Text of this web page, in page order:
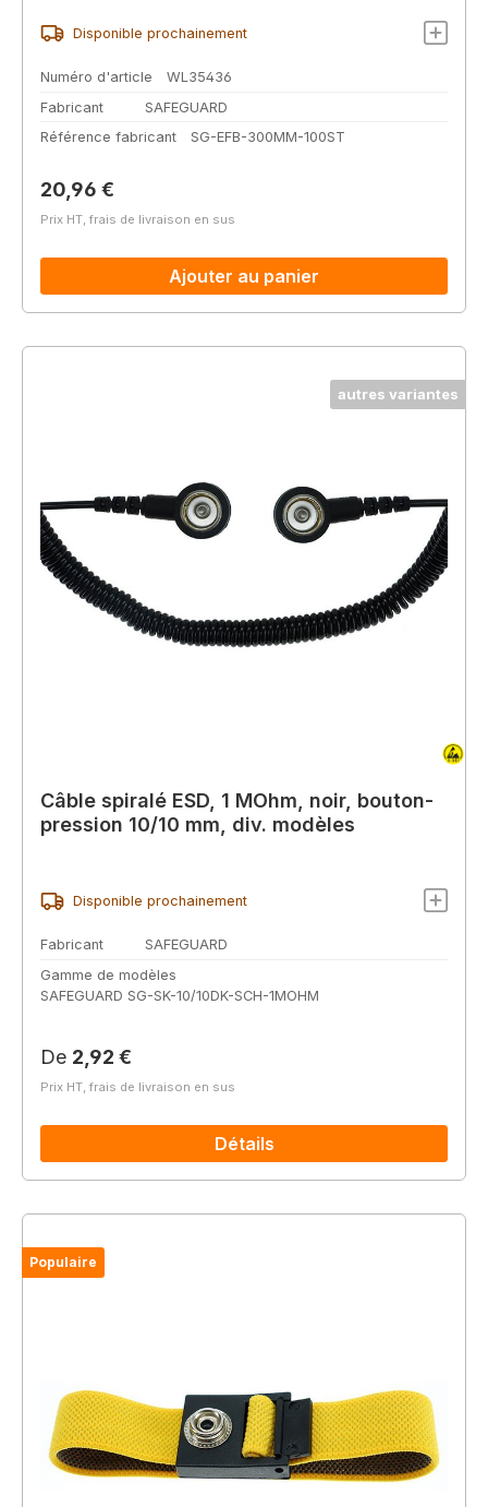
Disponible prochainement
Numéro d'article
WL35436
Fabricant
SAFEGUARD
Référence fabricant
SG-EFB-300MM-100ST
Prix régulier :
20,96 €
Prix HT, frais de livraison en sus
Ajouter au panier
autres variantes
Câble spiralé ESD, 1 MOhm, noir, bouton-
pression 10/10 mm, div. modèles
Disponible prochainement
Fabricant
SAFEGUARD
Gamme de modèles
SAFEGUARD SG-SK-10/10DK-SCH-1MOHM
Prix régulier :
De 2,92 €
Prix HT, frais de livraison en sus
Détails
Populaire